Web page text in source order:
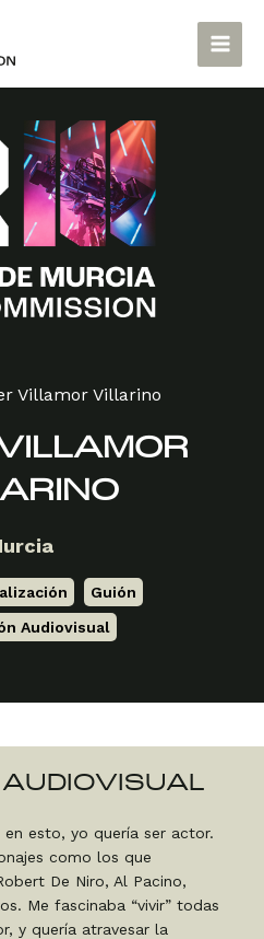
Main
Villamor Villarino
Guión
Audiovisual
esto, yo quería ser actor.
como los que
De Niro, Al Pacino,
Me fascinaba “vivir” todas
y quería atravesar la